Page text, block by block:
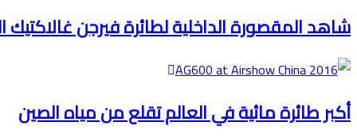
شاهد المقصورة الداخلية لطائرة فيرجن غالاكتيك
أكبر طائرة مائية في العالم تقلع من مياه الصين